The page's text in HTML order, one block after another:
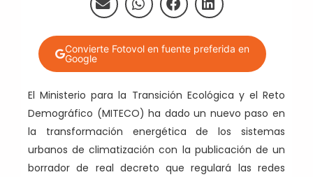
Convierte Fotovol en fuente preferida en
Google
El Ministerio para la Transición Ecológica y el Reto
Demográfico (MITECO) ha dado un nuevo paso en
la transformación energética de los sistemas
urbanos de climatización con la publicación de un
borrador de real decreto que regulará las redes